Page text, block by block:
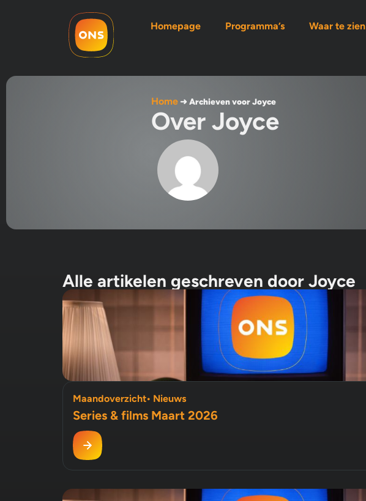
Homepage Programma’s Waar te zien
Home ➜Archieven voor Joyce
Over Joyce
Alle artikelen geschreven door Joyce
Maandoverzicht• Nieuws
Series & films Maart 2026